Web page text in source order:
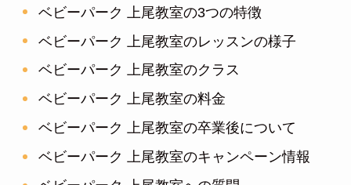
ベビーパーク 上尾教室の3つの特徴
ベビーパーク 上尾教室のレッスンの様子
ベビーパーク 上尾教室のクラス
ベビーパーク 上尾教室の料金
ベビーパーク 上尾教室の卒業後について
ベビーパーク 上尾教室のキャンペーン情報